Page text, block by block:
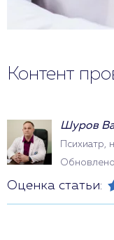
Контент
Шуров
Психиатр,
Оценка статьи: